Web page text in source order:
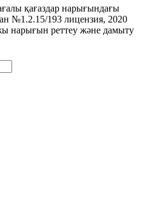
қағаздар нарығындағы
№1.2.15/193 лицензия, 2020
нарығын реттеу және дамыту